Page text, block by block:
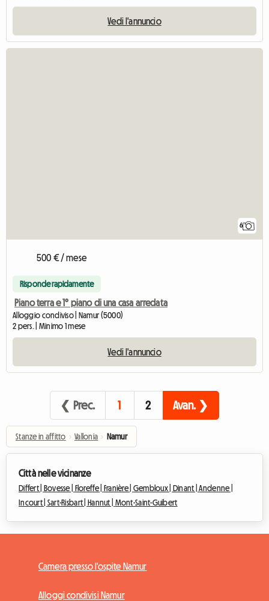
Vedi l'annuncio
6
500 € / mese
Risponde rapidamente
Piano terra e 1° piano di una casa arredata
Alloggio condiviso | Namur (5000)
2 pers. | Minimo 1 mese
Vedi l'annuncio
❮ Prec. 1 2 Avan. ❯
Stanze in affitto › Vallonia › Namur
Città nelle vicinanze
Differt | Bovesse | Floreffe | Franière | Gembloux | Dinant |Andenne |
Incourt | Sart-Risbart | Hannut | Mont-Saint-Guibert
Camera presso l'ospite Namur
Alloggi condivisi Namur